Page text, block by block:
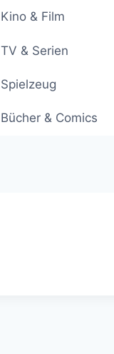
Kino & Film
TV & Serien
Spielzeug
Bücher & Comics